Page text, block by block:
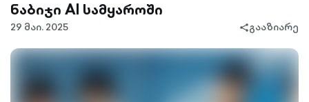
ნაბიჯი AI სამყაროში
29 მაი. 2025
share-
გააზიარე